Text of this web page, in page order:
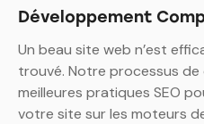
Développement
Un beau site web n’est
trouvé. Notre processus
meilleures pratiques SEO
votre site sur les moteurs